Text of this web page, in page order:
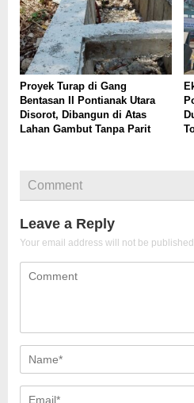
Proyek Turap di Gang
Bentasan II Pontianak Utara
Disorot, Dibangun di Atas
Lahan Gambut Tanpa Parit
Comment
Leave a Reply
Your email address will not be published.